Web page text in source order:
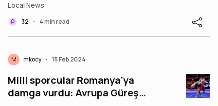
tespit edildi)
Local News
32 • 4 min read
M mkocy • 15 Feb 2024
Milli sporcular Romanya'ya
damga vurdu: Avrupa Güreş